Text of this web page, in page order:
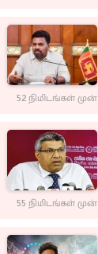
52 நிமிடங்கள் முன்
55 நிமிடங்கள் முன்